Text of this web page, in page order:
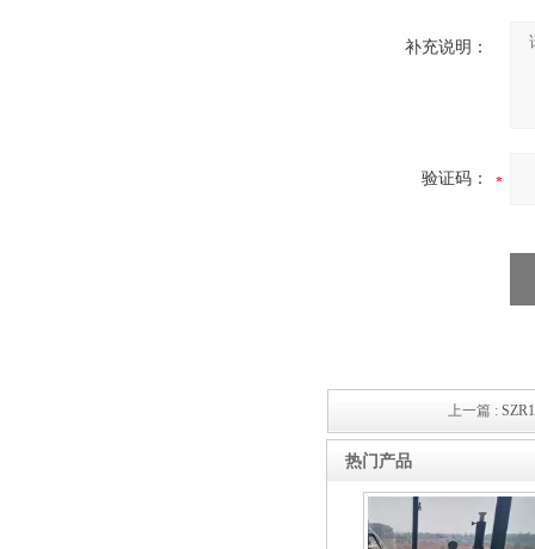
补充说明：
验证码：
上一篇 :
热门产品